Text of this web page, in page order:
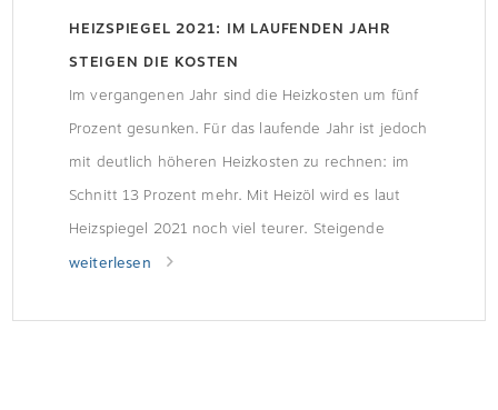
HEIZSPIEGEL 2021: IM LAUFENDEN JAHR
STEIGEN DIE KOSTEN
Im vergangenen Jahr sind die Heizkosten um fünf
Prozent gesunken. Für das laufende Jahr ist jedoch
mit deutlich höheren Heizkosten zu rechnen: im
Schnitt 13 Prozent mehr. Mit Heizöl wird es laut
Heizspiegel 2021 noch viel teurer. Steigende
Kosten für alle Heizarten Steigende Energiepreise,
stark auf die diesjährigen […]
weiterlesen